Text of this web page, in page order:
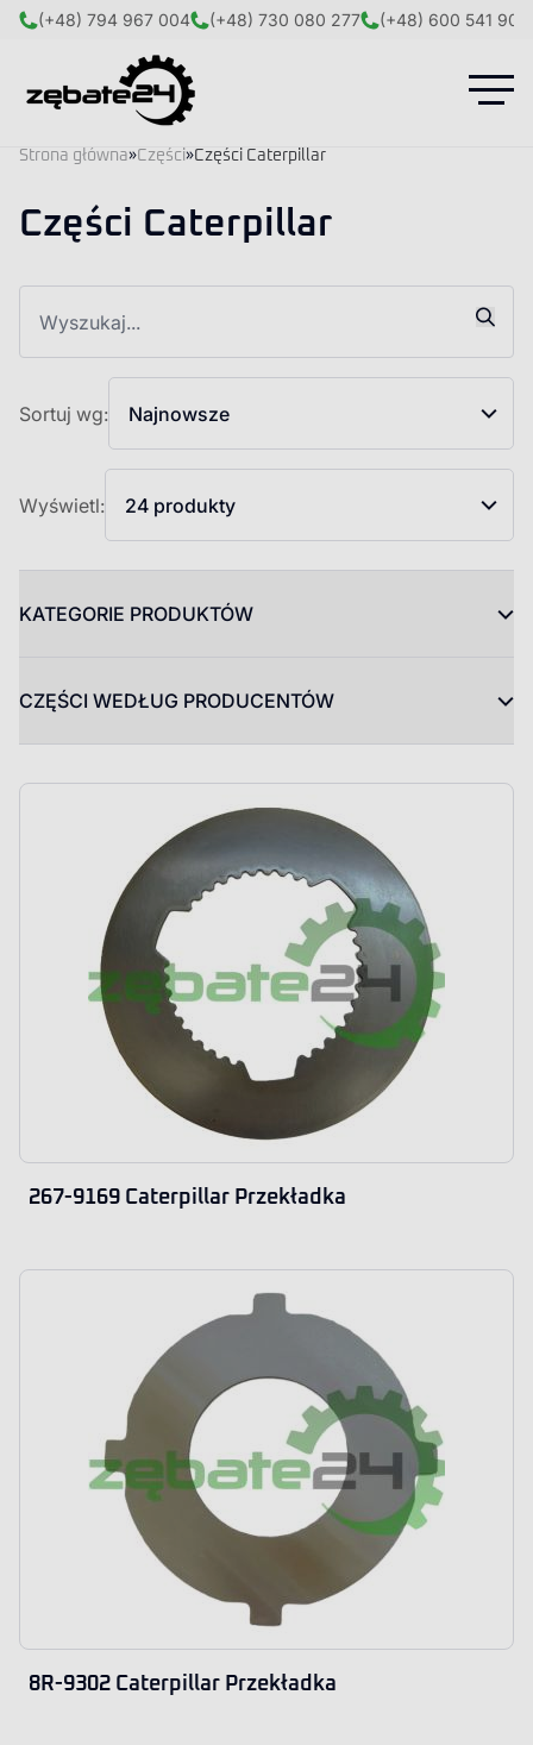
(+48) 794 967 004 (+48) 730 080 277 (+48) 600 541 908
Strona główna»Części»Części Caterpillar
Części Caterpillar
Sortuj wg: Najnowsze
Wyświetl: 24 produkty
KATEGORIE PRODUKTÓW
CZĘŚCI WEDŁUG PRODUCENTÓW
267-9169 Caterpillar Przekładka
8R-9302 Caterpillar Przekładka